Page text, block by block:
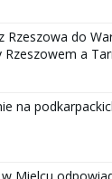
do
a
na